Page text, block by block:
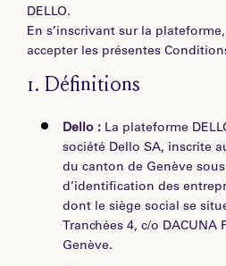
DELLO.
En s’inscrivant sur la
accepter les présentes
1. Définitions
Dello : La plateforme
société Dello SA, inscrite
du canton de Genève
d’identification des
dont le siège social se
Tranchées 4, c/o DACUNA
Genève.